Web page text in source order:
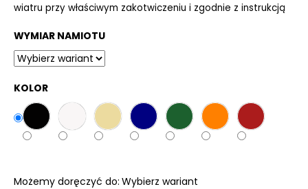
wiatru przy właściwym zakotwiczeniu i zgodnie z instrukcją
WYMIAR NAMIOTU
KOLOR
Możemy doręczyć do: Wybierz wariant